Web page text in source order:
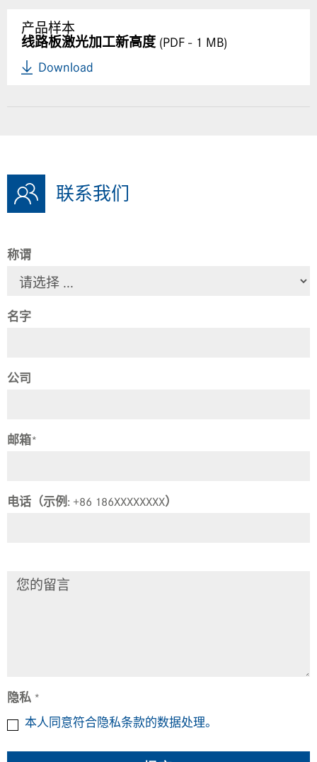
产品样本
线路板激光加工新高度 (PDF - 1 MB)
Download
联系我们
称谓
名字
公司
邮箱*
电话（示例: +86 186XXXXXXXX）
隐私 *
本人同意符合隐私条款的数据处理。